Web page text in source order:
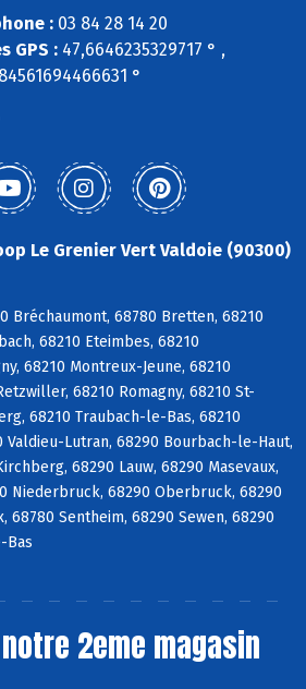
: 03 84 28 14 20
GPS : 47,6646235329717 ° ,
°
Le Grenier Vert Valdoie (90300)
Bréchaumont, 68780 Bretten, 68210
68210 Eteimbes, 68210
68210 Montreux-Jeune, 68210
68210 Romagny, 68210 St-
68210 Traubach-le-Bas, 68210
Valdieu-Lutran, 68290 Bourbach-le-Haut,
68290 Lauw, 68290 Masevaux,
Niederbruck, 68290 Oberbruck, 68290
68780 Sentheim, 68290 Sewen, 68290
Bas
2eme magasin